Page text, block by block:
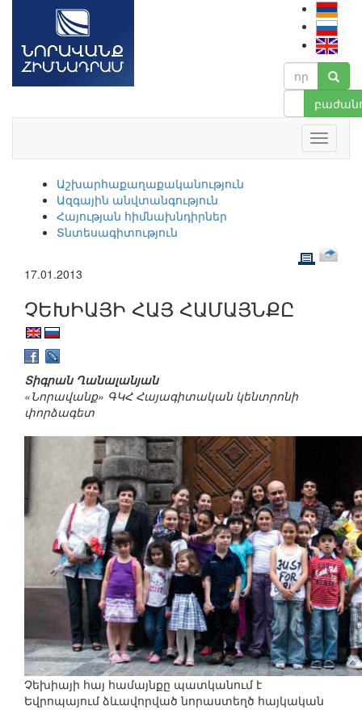
Աշխարհաքաղաքականություն
Ազգային անվտանգություն
Հայության հիմնախնդիրներ
Տնտեսագիտություն
17.01.2013
ՉԵԽԻԱՅԻ ՀԱՅ ՀԱՄԱՅՆՔԸ
Տիգրան Ղանալանյան
«Նորավանք» ԳԿՀ Հայագիտական կենտրոնի
փորձագետ
Չեխիայի հայ համայնքը պատկանում է
Եվրոպայում ձևավորված նորաստեղծ հայկական